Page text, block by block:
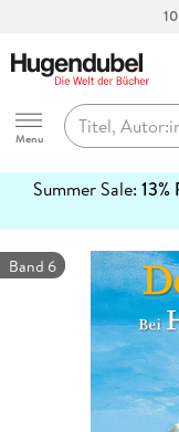
Hugendubel
Menu
Summer Sale: 13%
erfahren
Band 6